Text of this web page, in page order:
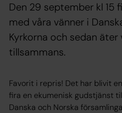
Den 29 september kl 15
med våra vänner i
Kyrkorna och sedan
tillsammans.
Favorit i repris! Det har blivit
fira en ekumenisk gudstjänst
Danska och Norska